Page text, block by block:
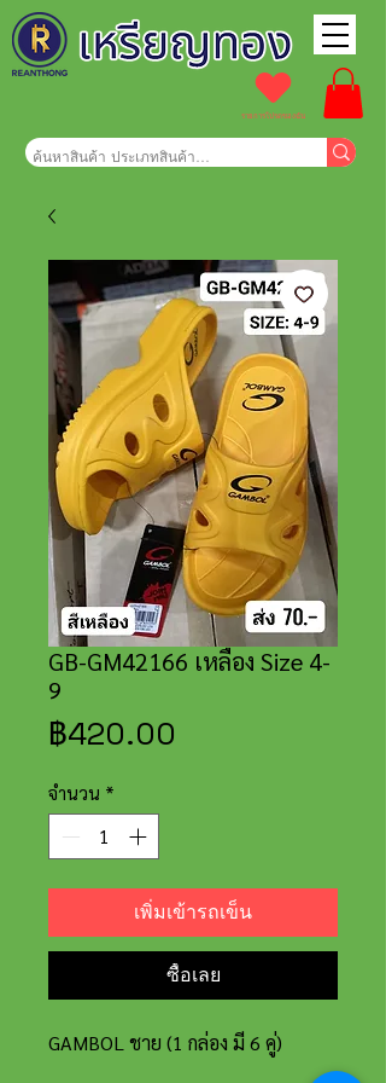
รายการโปรดของฉัน
GB-GM42166 เหลือง Size 4-
9
฿420.00
จำนวน *
เพิ่มเข้ารถเข็น
ซื้อเลย
GAMBOL ชาย (1 กล่อง มี 6 คู่)